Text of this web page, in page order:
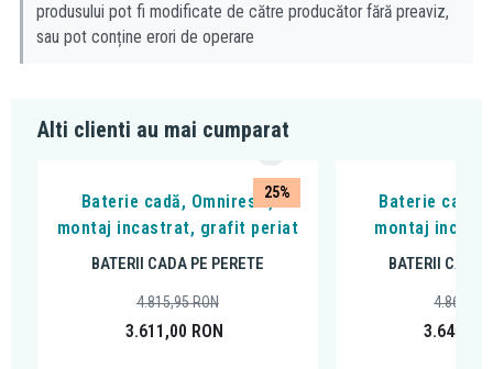
Două funcții pentru o experiență de duș relaxantă și
Furtun de duș flexibil
produsului pot fi modificate de către producător fără preaviz,
sau pot conține erori de operare
Alti clienti au mai cumparat
25%
Baterie cadă, Omnires Y,
montaj incastrat, grafit periat
BATERII CADA PE PERETE
3.611,00 RON
4.815,95RON
Baterie cadă,
montaj
BATERII CADA
3.645,00
4.860,36